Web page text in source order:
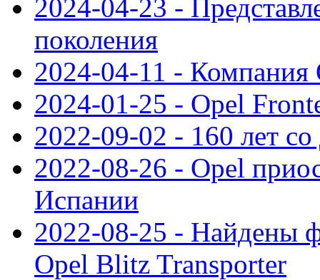
2024-04-23 -
поколения
2024-04-11 - Компания
2024-01-25 - Opel
2022-09-02 - 160 лет
2022-08-26 - Opel
Испании
2022-08-25 - Найдены
Opel Blitz Transporter